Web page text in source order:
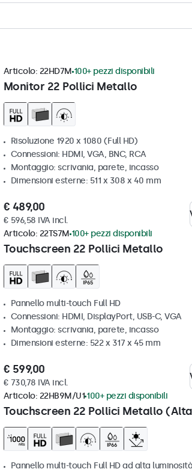
Monitor 22 Pollici Metallo
Articolo: 22HD7M 100+ pezzi disponibili
Risoluzione 1920 x 1080 (Full HD)
Connessioni: HDMI, VGA, BNC, RCA
Montaggio: scrivania, parete, incasso
Dimensioni esterne: 511 x 308 x 40 mm
€ 489,00
€ 596,58 IVA incl.
Touchscreen 22 Pollici Metallo
Articolo: 22TS7M 100+ pezzi disponibili
Pannello multi-touch Full HD
Connessioni: HDMI, DisplayPort, USB-C, VGA
Montaggio: scrivania, parete, incasso
Dimensioni esterne: 522 x 317 x 45 mm
€ 599,00
€ 730,78 IVA incl.
Touchscreen 22 Pollici Metallo
Articolo: 22HB9M/U1 100+ pezzi disponibili
Pannello multi-touch Full HD ad alta luminosità